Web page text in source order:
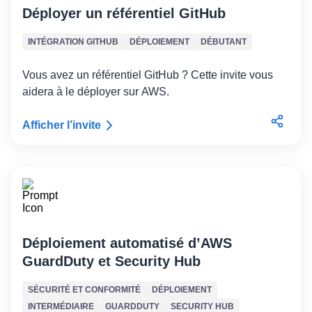
Déployer un référentiel GitHub
INTÉGRATION GITHUB DÉPLOIEMENT DÉBUTANT
Vous avez un référentiel GitHub ? Cette invite vous
aidera à le déployer sur AWS.
Afficher l’invite
Déploiement automatisé d’AWS
GuardDuty et Security Hub
SÉCURITÉ ET CONFORMITÉ
DÉPLOIEMENT
INTERMÉDIAIRE
GUARDDUTY SECURITY HUB